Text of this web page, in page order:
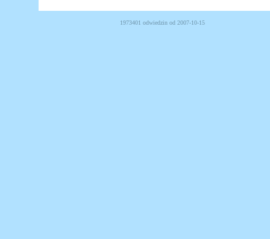
1973401 odwiedzin od 2007-10-15 Powered